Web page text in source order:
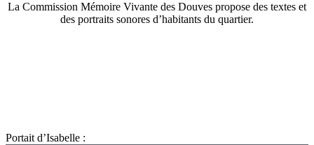
La Commission Mémoire Vivante des Douves propose des textes et
des portraits sonores d’habitants du quartier.
Portait d’Isabelle :